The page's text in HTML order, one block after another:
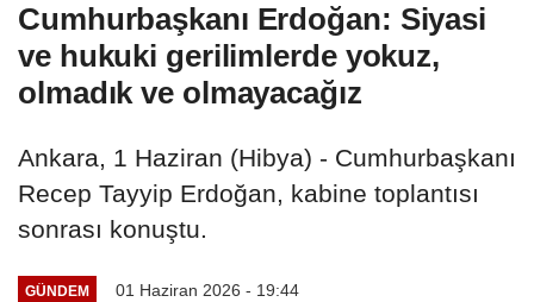
Cumhurbaşkanı Erdoğan: Siyasi
ve hukuki gerilimlerde yokuz,
olmadık ve olmayacağız
Ankara, 1 Haziran (Hibya) - Cumhurbaşkanı
Recep Tayyip Erdoğan, kabine toplantısı
sonrası konuştu.
GÜNDEM 01 Haziran 2026 - 19:44